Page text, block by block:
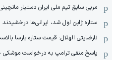
مربی سابق تیم ملی ایران دستیار
ستاره ژاپن اول شد، ایرانی‌ها درخشیدند
نارضایتی الهلال: قیمت ستاره بارسا
پاسخ منفی ترامپ به درخواست موشکی